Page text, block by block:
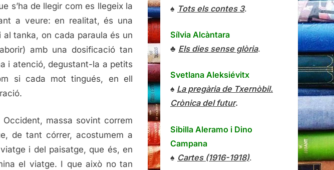
s’ha de llegir com es llegeix la
a veure: en realitat, és una
tanka, on cada paraula és un
amb una dosificació tan
i atenció, degustant-la a petits
si cada mot tingués, en ell
Occident, massa sovint correm
de tant córrer, acostumem a
i del paisatge, que és, en
el viatge. I que això no tan
♠ Tots els contes 3.
Sílvia Alcàntara
♣ Els dies sense glòria.
Svetlana Aleksiévitx
♠ La pregària de Txernòbil.
Crònica del futur.
Sibilla Aleramo i Dino
Campana
♠ Cartes (1916-1918).